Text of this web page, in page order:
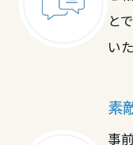
と
い
素
事